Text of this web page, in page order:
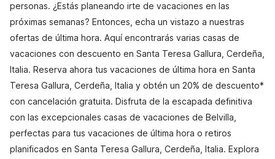
personas. ¿Estás planeando irte de vacaciones en las
próximas semanas? Entonces, echa un vistazo a nuestras
ofertas de última hora. Aquí encontrarás varias casas de
vacaciones con descuento en Santa Teresa Gallura, Cerdeña,
Italia. Reserva ahora tus vacaciones de última hora en Santa
Teresa Gallura, Cerdeña, Italia y obtén un 20% de descuento*
con cancelación gratuita. Disfruta de la escapada definitiva
con las excepcionales casas de vacaciones de Belvilla,
perfectas para tus vacaciones de última hora o retiros
planificados en Santa Teresa Gallura, Cerdeña, Italia. Explora